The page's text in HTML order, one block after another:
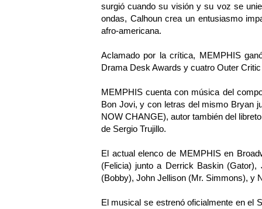
surgió cuando su visión y su voz se
ondas, Calhoun crea un entusiasmo
afro-americana.
Aclamado por la crítica, MEMPHIS
Drama Desk Awards y cuatro Outer
MEMPHIS cuenta con música del
Bon Jovi, y con letras del mismo Bryan
NOW CHANGE), autor también del
de Sergio Trujillo.
El actual elenco de MEMPHIS en
(Felicia) junto a Derrick Baskin
(Bobby), John Jellison (Mr. Simmons), y
El musical se estrenó oficialmente en el